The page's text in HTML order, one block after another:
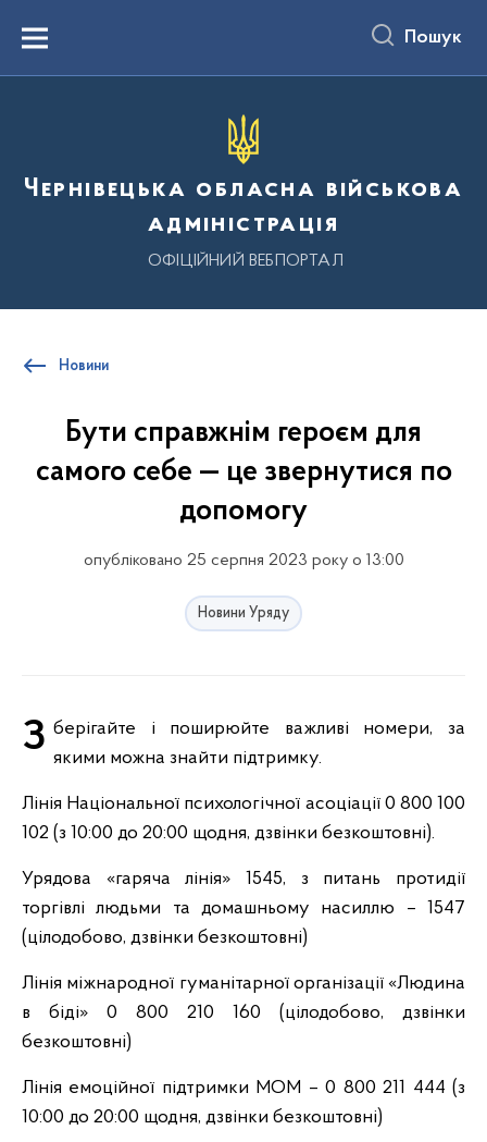
вмістуMenu Пошук
Чернівецька обласна військова
адміністрація
ОФІЦІЙНИЙ ВЕБПОРТАЛ
Новини
Бути справжнім героєм для
самого себе — це звернутися по
допомогу
опубліковано 25 серпня 2023 року о 13:00
Новини Уряду
Зберігайте і поширюйте важливі номери, за якими можна знайти підтримку.
Лінія Національної психологічної асоціації 0 800 100
102 (з 10:00 до 20:00 щодня, дзвінки безкоштовні).
Урядова «гаряча лінія» 1545, з питань протидії
торгівлі людьми та домашньому насиллю – 1547
(цілодобово, дзвінки безкоштовні)
Лінія міжнародної гуманітарної організації «Людина
в біді» 0 800 210 160 (цілодобово, дзвінки
безкоштовні)
Лінія емоційної підтримки МОМ – 0 800 211 444 (з
10:00 до 20:00 щодня, дзвінки безкоштовні)